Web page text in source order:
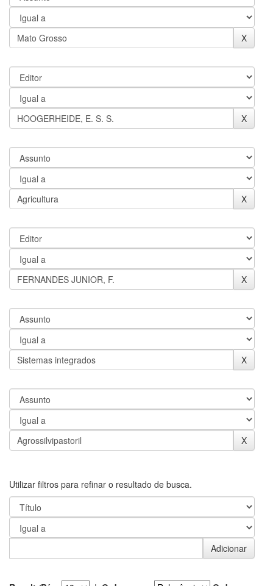
Utilizar filtros para refinar o resultado de busca.